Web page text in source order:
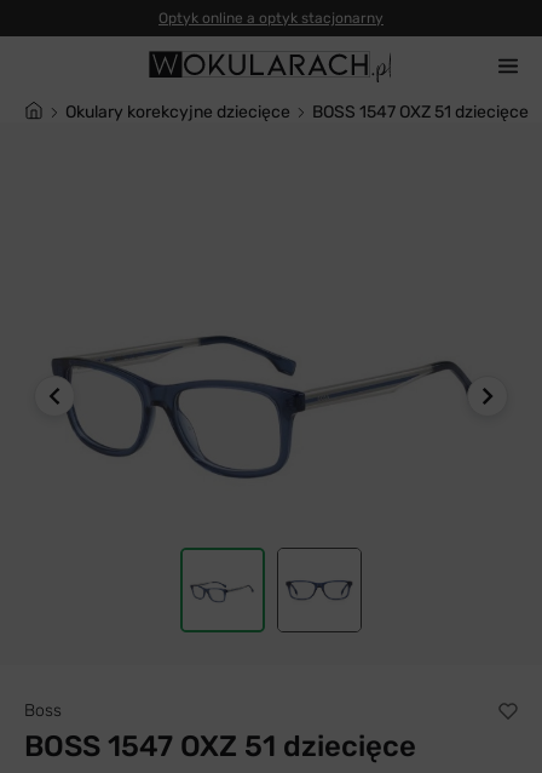
Okulary korekcyjne dziecięce BOSS 1547 OXZ 51 dziecięce
Boss
BOSS 1547 OXZ 51 dziecięce